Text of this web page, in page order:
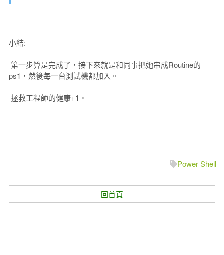
小結:
第一步算是完成了，接下來就是和同事把她串成Routine的
ps1，然後每一台測試機都加入。
拯救工程師的健康+1。
Power Shell
回首頁